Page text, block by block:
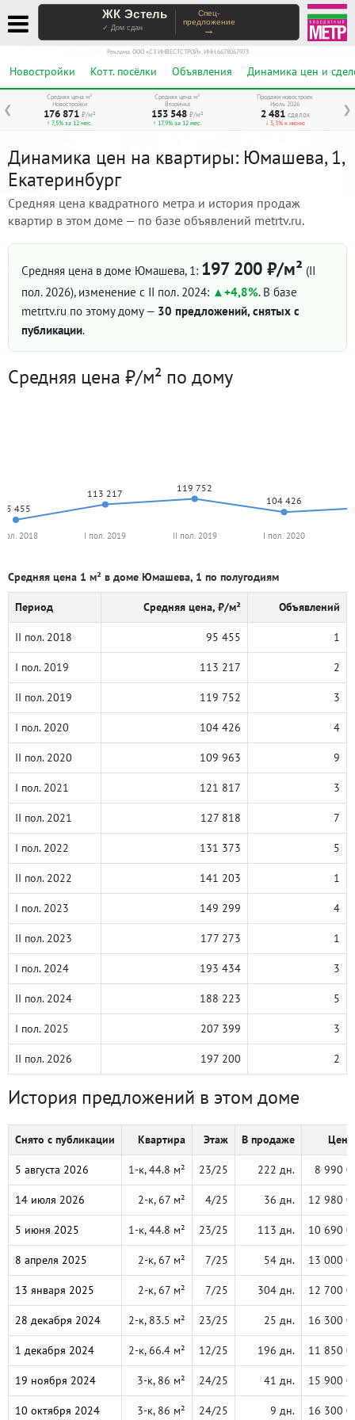
ЖК Эстель
✓ Дом сдан
Спец-
предложение
→
Реклама. ООО «СЗ ИНВЕСТСТРОЙ», ИНН 6678067973
Новостройки Котт. посёлки Объявления Динамика цен и
❮ ❯
Средняя цена м²
Новостройки
176 871 ₽/м²
↑ 7,5% за 12 мес.
Средняя цена м²
Вторичка
153 548 ₽/м²
↑ 17,9% за 12 мес.
Продажи новостроек
Июль 2026
2 481 сделок
↓ 5,3% к июню
Динамика цен на квартиры: Юмашева, 1,
Екатеринбург
Средняя цена квадратного метра и история продаж
квартир в этом доме — по базе объявлений metrtv.ru.
Средняя цена в доме Юмашева, 1: 197 200 ₽/м² (II
пол. 2026), изменение с II пол. 2024: +4,8%. В базе
metrtv.ru по этому дому — 30 предложений, снятых с
публикации.
Средняя цена ₽/м² по дому
95 455
113 217 119 752
104 426
2018 I пол. 2019 II пол. 2019 I пол. 2020
Средняя цена 1 м² в доме Юмашева, 1 по полугодиям
Период Средняя цена, ₽/м² Объявлений
II пол. 2018 95 455 1
I пол. 2019 113 217 2
II пол. 2019 119 752 3
I пол. 2020 104 426 4
II пол. 2020 109 963 9
I пол. 2021 121 817 3
II пол. 2021 127 818 7
I пол. 2022 131 373 5
II пол. 2022 141 203 1
I пол. 2023 149 299 4
II пол. 2023 177 273 1
I пол. 2024 193 434 3
II пол. 2024 188 223 5
I пол. 2025 207 399 3
II пол. 2026 197 200 2
История предложений в этом доме
Снято с публикации Квартира Этаж В продаже
5 августа 2026 1-к, 44.8 м² 23/25 222 дн. 8 990
14 июля 2026 2-к, 67 м² 4/25 36 дн. 12 980
5 июня 2025 1-к, 44.8 м² 23/25 113 дн. 10 690
8 апреля 2025 2-к, 67 м² 7/25 54 дн. 13 000
13 января 2025 2-к, 67 м² 7/25 304 дн. 12 700
28 декабря 2024 2-к, 83.5 м² 23/25 25 дн. 16 300
1 декабря 2024 2-к, 66.4 м² 12/25 196 дн. 11 850
19 ноября 2024 3-к, 86 м² 24/25 41 дн. 15 900
10 октября 2024 3-к, 86 м² 24/25 9 дн. 16 300